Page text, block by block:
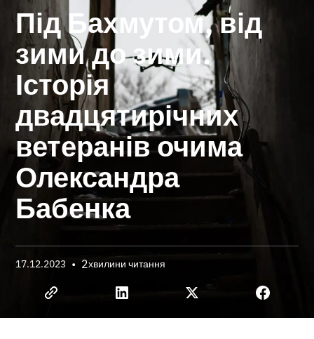
Під Бахмутом, від
зими до зими.
Історія
двадцятирічних
ветеранів очима
Олександра
Бабенка
17.12.2023 • 2хвилини читання